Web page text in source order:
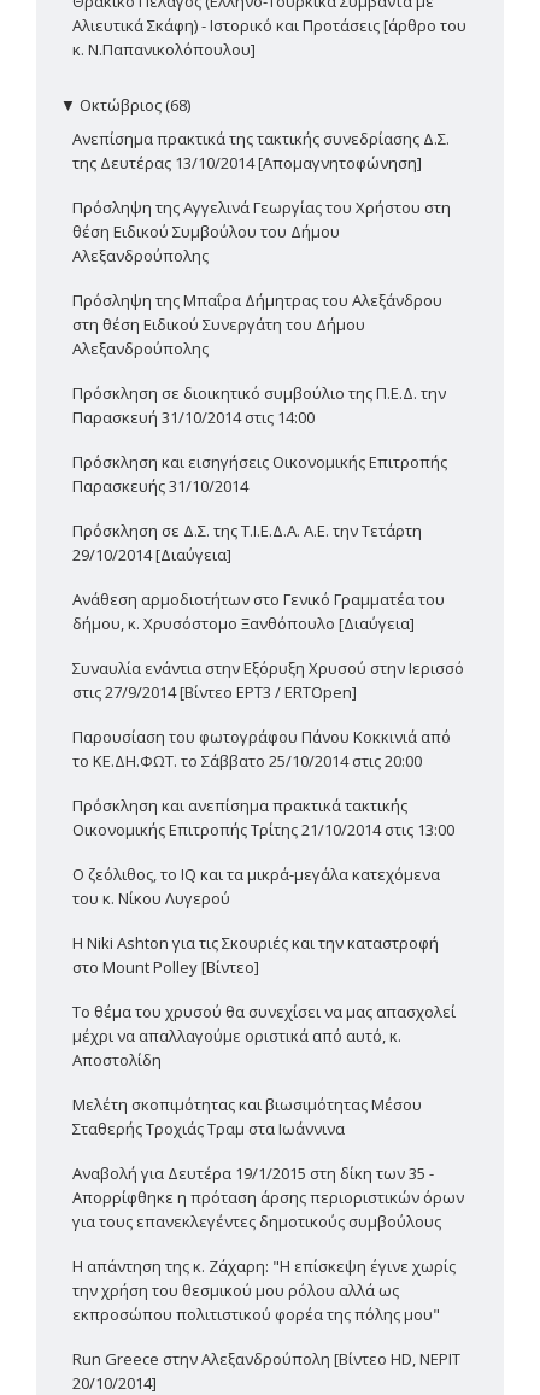
Αλιευτικά Σκάφη) - Ιστορικό και Προτάσεις [άρθρο του
κ. Ν.Παπανικολόπουλου]
▼ Οκτώβριος (68)
Ανεπίσημα πρακτικά της τακτικής συνεδρίασης Δ.Σ.
της Δευτέρας 13/10/2014 [Απομαγνητοφώνηση]
Πρόσληψη της Αγγελινά Γεωργίας του Χρήστου στη
θέση Ειδικού Συμβούλου του Δήμου
Αλεξανδρούπολης
Πρόσληψη της Μπαΐρα Δήμητρας του Αλεξάνδρου
στη θέση Ειδικού Συνεργάτη του Δήμου
Αλεξανδρούπολης
Πρόσκληση σε διοικητικό συμβούλιο της Π.Ε.Δ. την
Παρασκευή 31/10/2014 στις 14:00
Πρόσκληση και εισηγήσεις Οικονομικής Επιτροπής
Παρασκευής 31/10/2014
Πρόσκληση σε Δ.Σ. της Τ.Ι.Ε.Δ.Α. Α.Ε. την Τετάρτη
29/10/2014 [Διαύγεια]
Ανάθεση αρμοδιοτήτων στο Γενικό Γραμματέα του
δήμου, κ. Χρυσόστομο Ξανθόπουλο [Διαύγεια]
Συναυλία ενάντια στην Εξόρυξη Χρυσού στην Ιερισσό
στις 27/9/2014 [Βίντεο ΕΡΤ3 / ERTOpen]
Παρουσίαση του φωτογράφου Πάνου Κοκκινιά από
το ΚΕ.ΔΗ.ΦΩΤ. το Σάββατο 25/10/2014 στις 20:00
Πρόσκληση και ανεπίσημα πρακτικά τακτικής
Οικονομικής Επιτροπής Τρίτης 21/10/2014 στις 13:00
Ο ζεόλιθος, το IQ και τα μικρά-μεγάλα κατεχόμενα
του κ. Νίκου Λυγερού
Η Niki Ashton για τις Σκουριές και την καταστροφή
στο Mount Polley [Βίντεο]
Το θέμα του χρυσού θα συνεχίσει να μας απασχολεί
μέχρι να απαλλαγούμε οριστικά από αυτό, κ.
Αποστολίδη
Μελέτη σκοπιμότητας και βιωσιμότητας Μέσου
Σταθερής Τροχιάς Τραμ στα Ιωάννινα
Αναβολή για Δευτέρα 19/1/2015 στη δίκη των 35 -
Απορρίφθηκε η πρόταση άρσης περιοριστικών όρων
για τους επανεκλεγέντες δημοτικούς συμβούλους
Η απάντηση της κ. Ζάχαρη: "Η επίσκεψη έγινε χωρίς
την χρήση του θεσμικού μου ρόλου αλλά ως
εκπροσώπου πολιτιστικού φορέα της πόλης μου"
Run Greece στην Αλεξανδρούπολη [Βίντεο HD, ΝΕΡΙΤ
20/10/2014]